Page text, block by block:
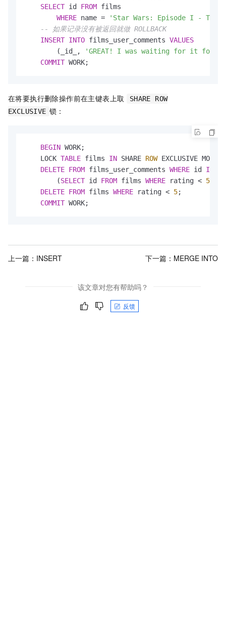
SELECT id FROM films
WHERE name =
'Star Wars: Episode I - The
-- 如果记录没有被返回就做 ROLLBACK
INSERT INTO films_user_comments VALUES
        (_id_,
'GREAT! I was waiting for it for
COMMIT WORK;
在将要执行删除操作前在主键表上取
SHARE ROW
EXCLUSIVE 锁：
BEGIN WORK;
    LOCK
TABLE films IN SHARE ROW EXCLUSIVE MODE;
DELETE FROM films_user_comments WHERE id IN
        (
SELECT id FROM films WHERE rating < 5
DELETE FROM films WHERE rating < 5;
COMMIT WORK;
上一篇： INSERT 下一篇： MERGE INTO
该文章对您有帮助吗？
反馈